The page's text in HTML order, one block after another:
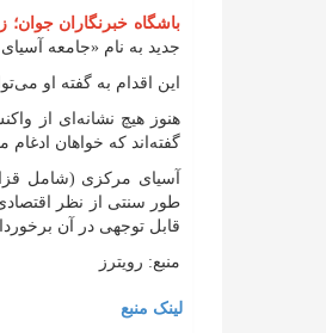
باشگاه خبرنگاران جوان؛
جدید به نام «جامعه
این اقدام به گفته او می‌تواند
هنوز هیچ نشانه‌ای از
گفته‌اند که خواهان ادغام
آسیای مرکزی (شامل
طور سنتی از نظر
قابل توجهی در آن
منبع: رویترز
لینک منبع